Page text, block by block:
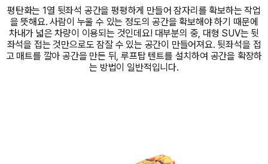
평탄화는 1열 뒷좌석 공간을 평평하게 만들어 잠자리를 확보하는 작업
을 뜻해요. 사람이 누울 수 있는 정도의 공간을 확보해야 하기 때문에
차내가 넓은 차량이 이용되는 것인데요! 대부분의 중, 대형 SUV는 뒷
좌석을 접는 것만으로도 잠잘 수 있는 공간이 만들어져요. 뒷좌석을 접
고 매트를 깔아 공간을 만든 뒤, 루프탑 텐트를 설치하여 공간을 확장하
는 방법이 일반적입니다.